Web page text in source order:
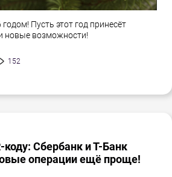
Пусть этот год принесёт
новые возможности!
152
Сбербанк и Т-Банк
операции ещё проще!